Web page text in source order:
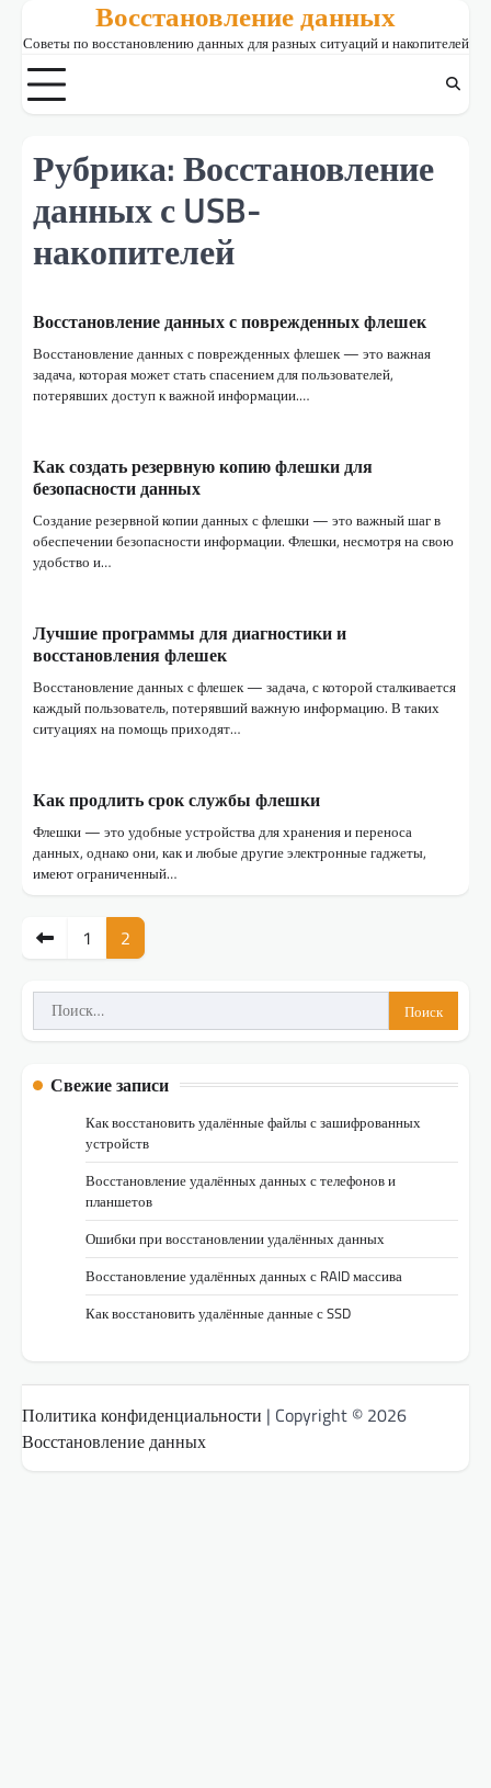
content
Восстановление данных
Советы по восстановлению данных для разных ситуаций и накопителей
Рубрика:Восстановление
данных с USB-
накопителей
Восстановление данных с поврежденных флешек
Восстановление данных с поврежденных флешек — это важная
задача, которая может стать спасением для пользователей,
потерявших доступ к важной информации.…
Как создать резервную копию флешки для
безопасности данных
Создание резервной копии данных с флешки — это важный шаг в
обеспечении безопасности информации. Флешки, несмотря на свою
удобство и…
Лучшие программы для диагностики и
восстановления флешек
Восстановление данных с флешек — задача, с которой сталкивается
каждый пользователь, потерявший важную информацию. В таких
ситуациях на помощь приходят…
Как продлить срок службы флешки
Флешки — это удобные устройства для хранения и переноса
данных, однако они, как и любые другие электронные гаджеты,
имеют ограниченный…
Пагинация
записей
1 2
Найти:
Свежие записи
Как восстановить удалённые файлы с зашифрованных
устройств
Восстановление удалённых данных с телефонов и
планшетов
Ошибки при восстановлении удалённых данных
Восстановление удалённых данных с RAID массива
Как восстановить удалённые данные с SSD
Политика конфиденциальности | Copyright © 2026
Восстановление данных